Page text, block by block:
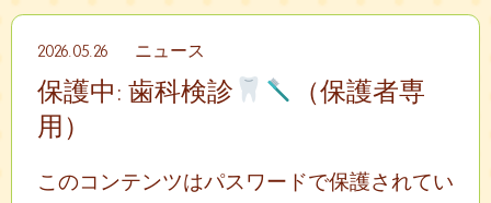
2026.05.26 ニュース
保護中: 歯科検診
（保護者専
用）
このコンテンツはパスワードで保護されてい